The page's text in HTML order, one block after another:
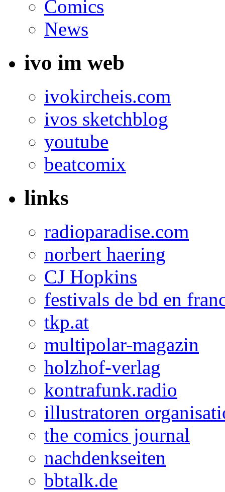
Comics
News
ivo im web
ivokircheis.com
ivos sketchblog
youtube
beatcomix
links
radioparadise.com
norbert haering
CJ Hopkins
festivals de bd en
tkp.at
multipolar-magazin
holzhof-verlag
kontrafunk.radio
illustratoren
the comics journal
nachdenkseiten
bbtalk.de